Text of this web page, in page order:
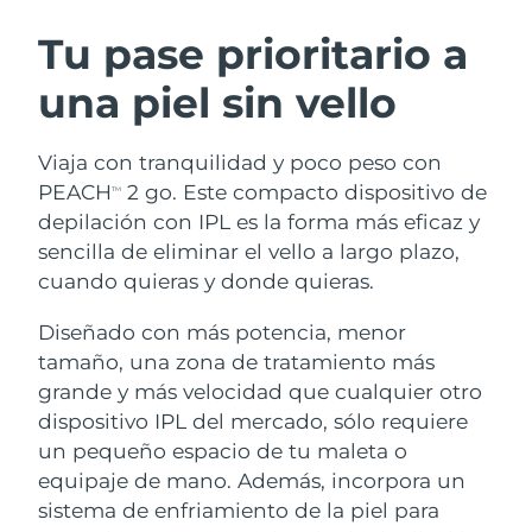
Tu pase prioritario a
una piel sin vello
Viaja con tranquilidad y poco peso con
PEACHTM
2 go. Este compacto dispositivo de
depilación con IPL es la forma más eficaz y
sencilla de eliminar el vello a largo plazo,
cuando quieras y donde quieras.
Diseñado con más potencia, menor
tamaño, una zona de tratamiento más
grande y más velocidad que cualquier otro
dispositivo IPL del mercado, sólo requiere
un pequeño espacio de tu maleta o
equipaje de mano. Además, incorpora un
sistema de enfriamiento de la piel para
LUNA™ 4 pack
Anti-aging massage
Massage, LED heating
LUNA™ 4 Men
For men, anti-aging massage
BEAR™ 2 pack
Microcurrent toning
Microcurrent toning on-the-go
BEAR™ 2 eyes & lips
Microcurrent line smoothing device
Hidratación
UFO™ 3 pack
Deep facial hydration
UFO™ 3 LED
Near-infrared and red light therapy
device
Cuidado bucal
issa™ 4
Hybrid silicone sonic toothbrush
issa™ 4 plus
Smart hybrid silicone sonic toothbrush
TRATAMIENTO ANTIEDAD FAQ™
Antiedad Tratamientos LED
NEW
Austria Entrega prevista
Baréin Entrega prevista
Bélgica
Bermudas Entrega prevista8/15/26
Bosnia y Herzegovina Entrega prevista8/12/26
Bulgaria Entrega prevista
Canadá Entrega prevista8/13/26
Chile Entrega prevista 8/13/26